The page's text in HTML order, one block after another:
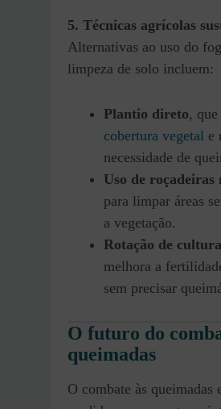
5. Técnicas agrícolas
Alternativas ao uso do
limpeza de solo incluem:
Plantio direto,
cobertura vegetal e
necessidade de
Uso de roçadeiras
para limpar áreas
a vegetação.
Rotação de
melhora a
sem precisar
O futuro do
queimadas
O combate às queimadas